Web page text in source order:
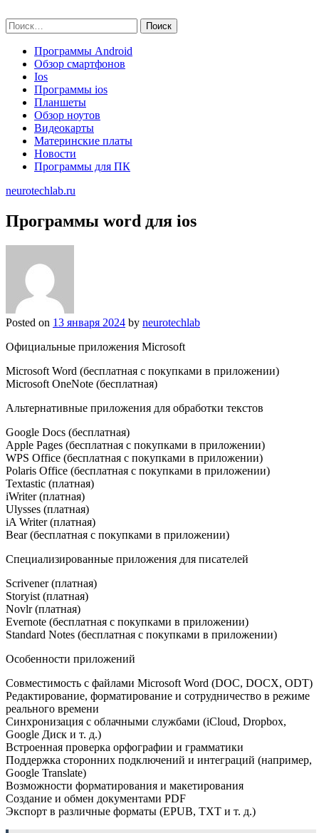
to
content
Найти:
Программы Android
Обзор смартфонов
Ios
Программы ios
Планшеты
Обзор ноутов
Видеокарты
Материнские платы
Новости
Программы для ПК
neurotechlab.ru
Программы word для ios
Posted on 13 января 2024 by neurotechlab
Официальные приложения Microsoft
Microsoft Word (бесплатная с покупками в приложении)
Microsoft OneNote (бесплатная)
Альтернативные приложения для обработки текстов
Google Docs (бесплатная)
Apple Pages (бесплатная с покупками в приложении)
WPS Office (бесплатная с покупками в приложении)
Polaris Office (бесплатная с покупками в приложении)
Textastic (платная)
iWriter (платная)
Ulysses (платная)
iA Writer (платная)
Bear (бесплатная с покупками в приложении)
Специализированные приложения для писателей
Scrivener (платная)
Storyist (платная)
Novlr (платная)
Evernote (бесплатная с покупками в приложении)
Standard Notes (бесплатная с покупками в приложении)
Особенности приложений
Совместимость с файлами Microsoft Word (DOC, DOCX, ODT)
Редактирование, форматирование и сотрудничество в режиме
реального времени
Синхронизация с облачными службами (iCloud, Dropbox,
Google Диск и т. д.)
Встроенная проверка орфографии и грамматики
Поддержка сторонних подключений и интеграций (например,
Google Translate)
Возможности форматирования и макетирования
Создание и обмен документами PDF
Экспорт в различные форматы (EPUB, TXT и т. д.)